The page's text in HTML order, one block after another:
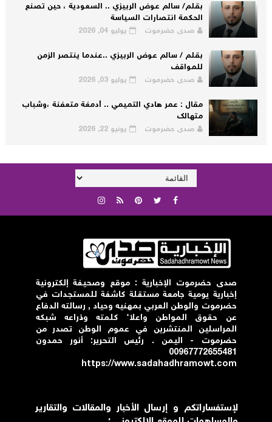
بقلم/ سالم عوض الربيزي .. السعودية ، حين تصنع
الحكمة انتصارات السياسة
صدى حضرموت يوليو 04, 2026
بقلم / سالم عوض الربيزي ..عندما ينتصر الزمن
للمواقف
صدى حضرموت يوليو 03, 2026
مقال : عمر هادي التميمي .. أدمغة متعفنة ،وشباب
متهالك
صدى حضرموت يونيو 22, 2026
صدى حضرموت الإخبارية : موقع وصحيفة إلكترونية
إخبارية يومية جامعة مستقلة كاشفة للمستجدات في
حضرموت والوطن العربي بمهنيه وحياد , رسالته الدفاع
عن حقوق المواطن واعلاء كلمته وذراعه شبكه
المراسلين المنتشرين في عموم الوطن تصدر من
حضرموت - اليمن . رئيس التحرير: أنور حمدون
00967772655481
https://www.sadahadhramowt.com
لإستفساراتكم و إرسال الأخبار والمقالات والتقارير